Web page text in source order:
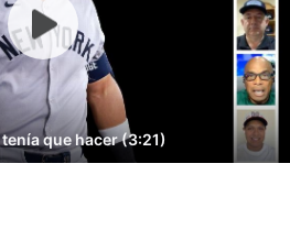
que hacer (3:21)